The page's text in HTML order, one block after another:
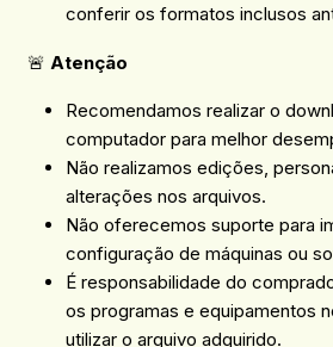
conferir os formatos inclusos
🚨 Atenção
Recomendamos realizar o
computador para melhor
Não realizamos edições,
alterações nos arquivos.
Não oferecemos suporte para
configuração de máquinas ou
É responsabilidade do
os programas e equipamentos
utilizar o arquivo adquirido.